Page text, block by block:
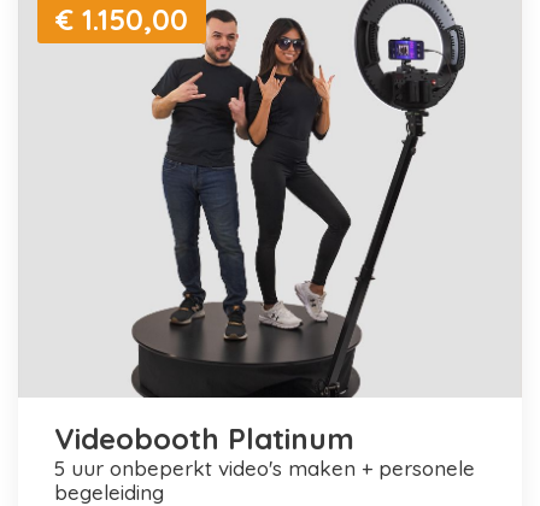
€ 1.150,00
Videobooth Platinum
5 uur onbeperkt video's maken + personele
begeleiding